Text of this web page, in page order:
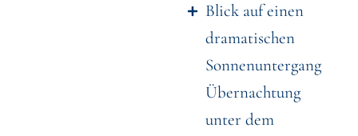
Blick auf einen
dramatischen
Sonnenuntergang
Übernachtung
unter dem